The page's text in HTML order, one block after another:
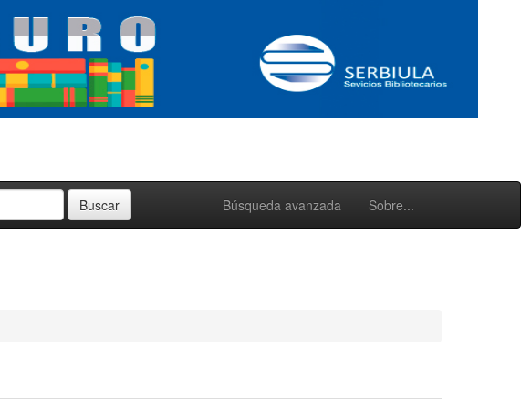
Búsqueda avanzada Sobre...